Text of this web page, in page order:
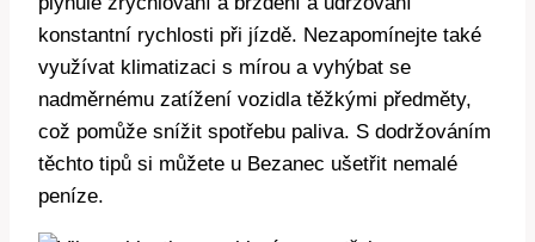
konstantní rychlosti při jízdě. Nezapomínejte také
využívat klimatizaci s mírou a vyhýbat se
nadměrnému zatížení vozidla těžkými předměty,
což pomůže snížit spotřebu paliva. S dodržováním
těchto tipů si můžete u Bezanec ušetřit nemalé
peníze.